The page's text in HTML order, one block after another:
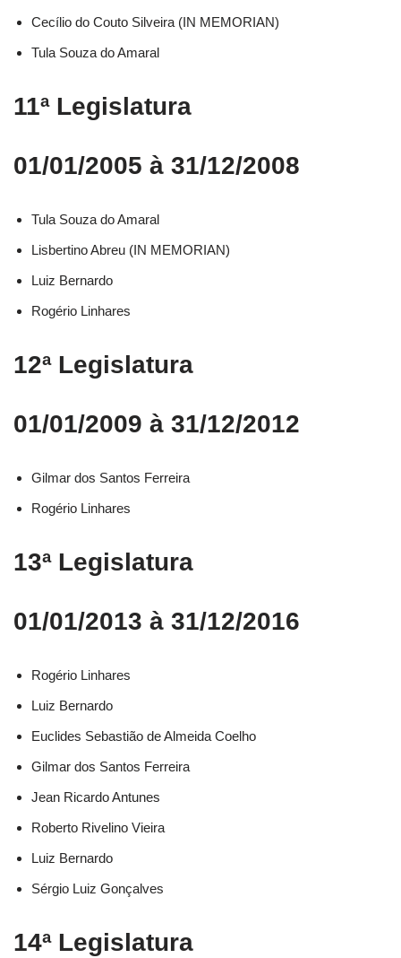
Cecílio do Couto Silveira (IN MEMORIAN)
Tula Souza do Amaral
11ª Legislatura
01/01/2005 à 31/12/2008
Tula Souza do Amaral
Lisbertino Abreu (IN MEMORIAN)
Luiz Bernardo
Rogério Linhares
12ª Legislatura
01/01/2009 à 31/12/2012
Gilmar dos Santos Ferreira
Rogério Linhares
13ª Legislatura
01/01/2013 à 31/12/2016
Rogério Linhares​
Luiz Bernardo​
Euclides Sebastião de Almeida Coelho​
Gilmar dos Santos Ferreira​
Jean Ricardo Antunes​
Roberto Rivelino Vieira​
Luiz Bernardo​
Sérgio Luiz Gonçalves​
14ª Legislatura